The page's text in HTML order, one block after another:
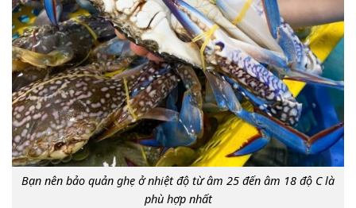
Bạn nên bảo quản ghẹ ở nhiệt độ từ âm 25 đến âm 18 độ C là
phù hợp nhất